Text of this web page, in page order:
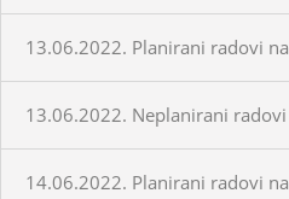
13.06.2022. Planirani radovi
13.06.2022. Neplanirani
14.06.2022. Planirani radovi